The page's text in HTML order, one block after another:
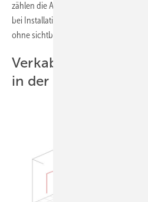
zählen die Aufnahme von
bei Installation und Wartung, die
ohne sichtbare Leitungen und die
Verkabelungen für
in der Decke